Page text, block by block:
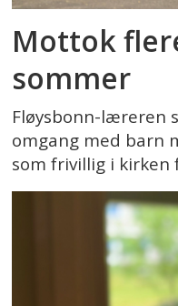
Mottok
sommer
Fløysbonn-læreren
omgang med barn
som frivillig i